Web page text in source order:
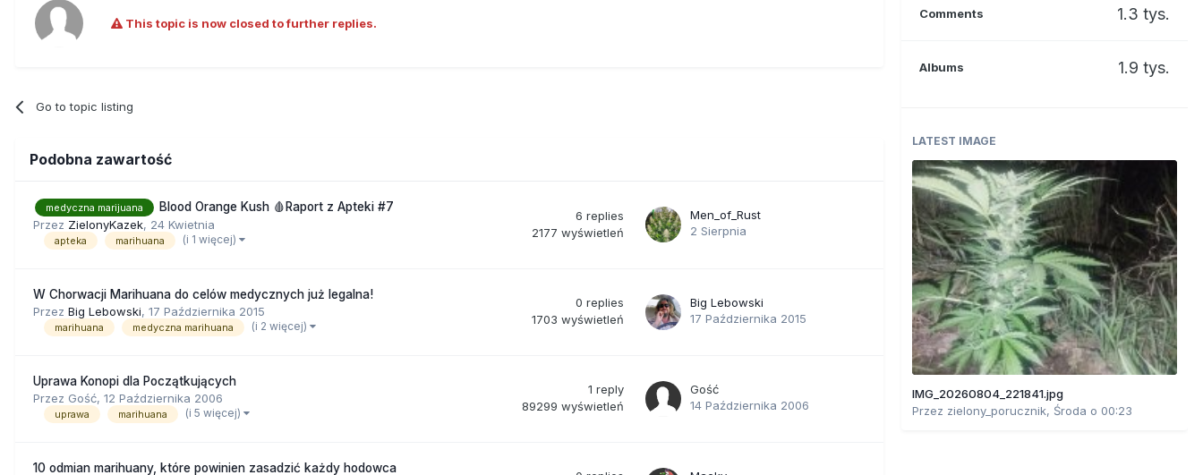
This topic is now closed to further replies.
Go to topic listing
Podobna zawartość
medyczna marijuana
Blood Orange Kush 🩸Raport z Apteki #7
Przez ZielonyKazek, 24 Kwietnia
apteka marihuana (i 1 więcej)
6 replies
2177 wyświetleń
Men_of_Rust
2 Sierpnia
W Chorwacji Marihuana do celów medycznych już legalna!
Przez Big Lebowski, 17 Października 2015
marihuana medyczna marihuana (i 2 więcej)
0 replies
1703 wyświetleń
Big Lebowski
17 Października 2015
Uprawa Konopi dla Początkujących
Przez Gość, 12 Października 2006
uprawa marihuana (i 5 więcej)
1 reply
89299 wyświetleń
Gość
14 Października 2006
10 odmian marihuany, które powinien zasadzić każdy hodowca
Comments 1.3 tys.
Albums 1.9 tys.
LATEST IMAGE
IMG_20260804_221841.jpg
Przez zielony_porucznik, Środa o 00:23